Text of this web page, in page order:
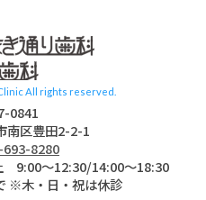
All rights reserved.
0841
南区豊田2-2-1
693-8280
9:00〜12:30/14:00～18:30
※木・日・祝は休診